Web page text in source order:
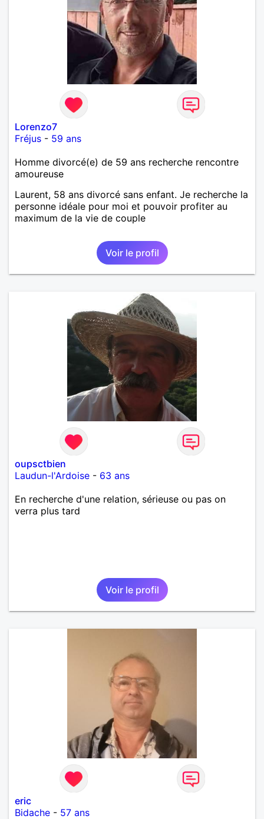
Lorenzo7
Fréjus - 59 ans
Homme divorcé(e) de 59 ans recherche rencontre
amoureuse
Laurent, 58 ans divorcé sans enfant. Je recherche la
personne idéale pour moi et pouvoir profiter au
maximum de la vie de couple
Voir le profil
oupsctbien
Laudun-l'Ardoise - 63 ans
En recherche d'une relation, sérieuse ou pas on
verra plus tard
Voir le profil
eric
Bidache - 57 ans